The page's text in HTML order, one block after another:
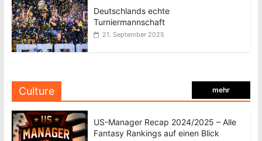
Deutschlands echte
Turniermannschaft
21. September 2025
Culture mehr
US-Manager Recap 2024/2025 – Alle
Fantasy Rankings auf einen Blick